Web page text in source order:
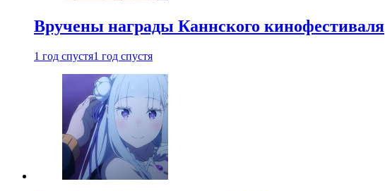
Вручены награды Каннского кинофестиваля
1 год спустя1 год спустя